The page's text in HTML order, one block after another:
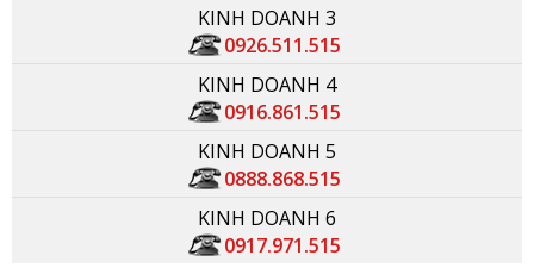
KINH DOANH 3
0926.511.515
KINH DOANH 4
0916.861.515
KINH DOANH 5
0888.868.515
KINH DOANH 6
0917.971.515